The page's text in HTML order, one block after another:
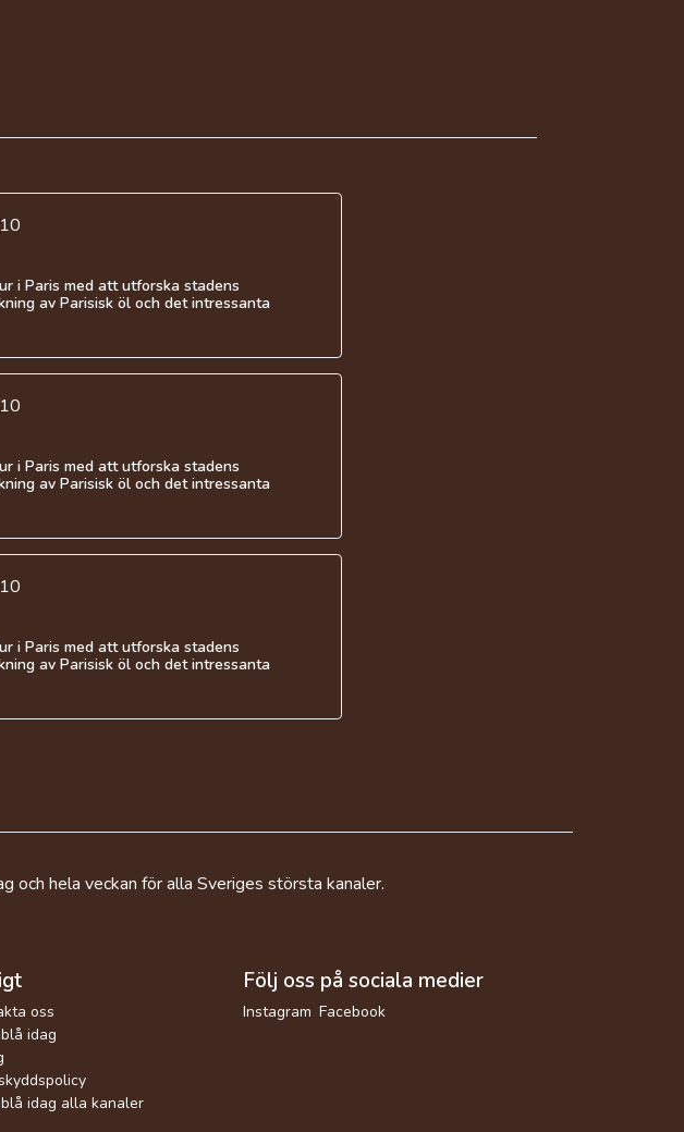
i Paris med att utforska stadens
av Parisisk öl och det intressanta
i Paris med att utforska stadens
av Parisisk öl och det intressanta
i Paris med att utforska stadens
av Parisisk öl och det intressanta
hela veckan för alla Sveriges största kanaler.
oss
idag
idag alla kanaler
Följ oss på sociala medier
Instagram Facebook